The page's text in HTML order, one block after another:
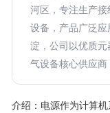
河区，专注生产
设备，产品广泛
淀，公司以优质
气设备核心供应商
介绍： 电源作为计算